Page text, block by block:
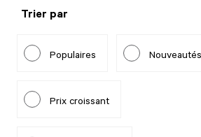
Trier par
Populaires Nouveautés
Prix croissant